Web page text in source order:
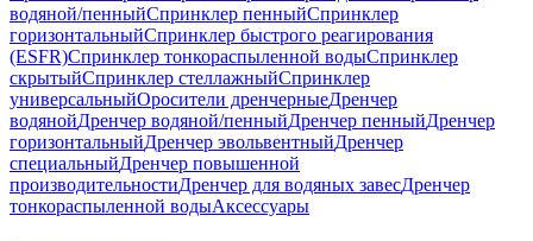
водяной/пенныйСпринклер пенныйСпринклер
горизонтальныйСпринклер быстрого реагирования
(ESFR)Спринклер тонкораспыленной водыСпринклер
скрытыйСпринклер стеллажныйСпринклер
универсальныйОросители дренчерныеДренчер
водянойДренчер водяной/пенныйДренчер пенныйДренчер
горизонтальныйДренчер эвольвентныйДренчер
специальныйДренчер повышенной
производительностиДренчер для водяных завесДренчер
тонкораспыленной водыАксессуары